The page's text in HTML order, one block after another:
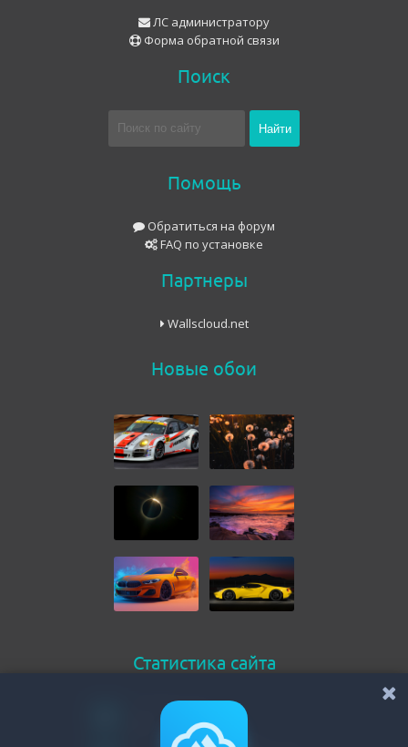
ЛС администратору
Форма обратной связи
Поиск
Помощь
Обратиться на форум
FAQ по установке
Партнеры
Wallscloud.net
Новые обои
Статистика сайта
Онлайн всего